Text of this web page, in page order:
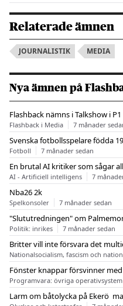
Relaterade ämnen
JOURNALISTIK MEDIA
Nya ämnen på
Flashback nämns i Talkshow i
Flashback i Media 7 månader
Svenska fotbollsspelare födda
Fotboll 7 månader sedan
En brutal AI kritiker som sågar
AI - Artificiell intelligens 7
Nba26 2k
Spelkonsoler 7 månader sedan
"Slututredningen" om
Politik: inrikes 7 månader sedan
Britter vill inte försvara det
Nationalsocialism, fascism och
Fönster knappar försvinner
Programvara: övriga operativsystem
Larm om båtolycka på Ekerö 